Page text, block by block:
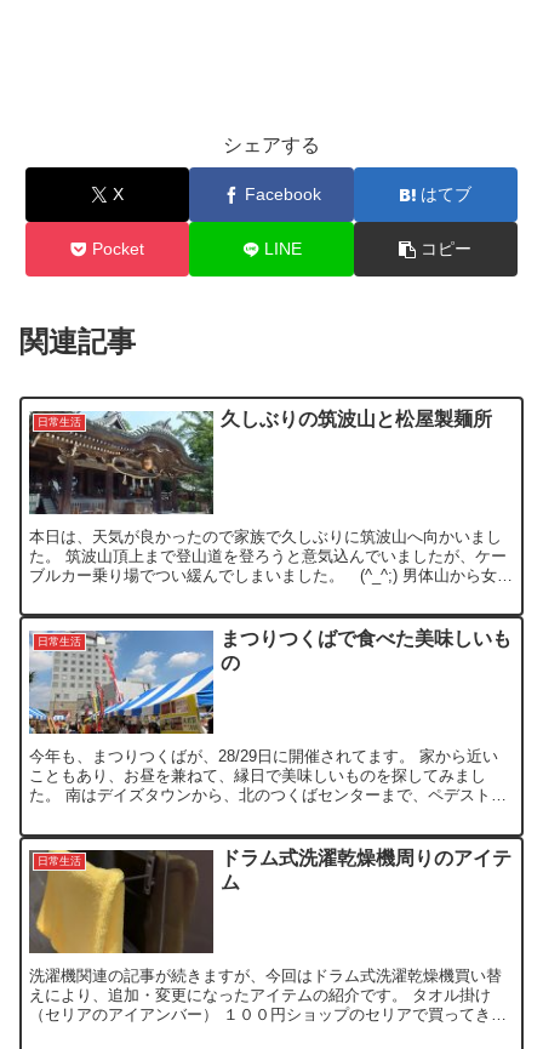
シェアする
X Facebook はてブ
Pocket LINE コピー
関連記事
日常生活 久しぶりの筑波山と松屋製麺所
本日は、天気が良かったので家族で久しぶりに筑波山へ向かいまし
た。 筑波山頂上まで登山道を登ろうと意気込んでいましたが、ケー
ブルカー乗り場でつい緩んでしまいました。 (^_^;) 男体山から女体
日常生活
まつりつくばで食べた美味しいも
の
今年も、まつりつくばが、28/29日に開催されてます。 家から近い
こともあり、お昼を兼ねて、縁日で美味しいものを探してみまし
た。 南はデイズタウンから、北のつくばセンターまで、ペデストリ
日常生活
ドラム式洗濯乾燥機周りのアイテ
ム
洗濯機関連の記事が続きますが、今回はドラム式洗濯乾燥機買い替
えにより、追加・変更になったアイテムの紹介です。 タオル掛け
（セリアのアイアンバー） １００円ショップのセリアで買ってきた